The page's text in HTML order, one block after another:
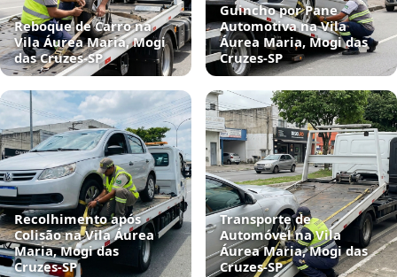
Reboque de Carro na
Vila Áurea Maria, Mogi
das Cruzes‑SP
Guincho por Pane
Automotiva na Vila
Áurea Maria, Mogi das
Cruzes‑SP
Recolhimento após
Colisão na Vila Áurea
Maria, Mogi das
Cruzes‑SP
Transporte de
Automóvel na Vila
Áurea Maria, Mogi das
Cruzes‑SP